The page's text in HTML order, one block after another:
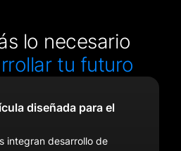
lo necesario
tu futuro
diseñada para el
integran desarrollo de